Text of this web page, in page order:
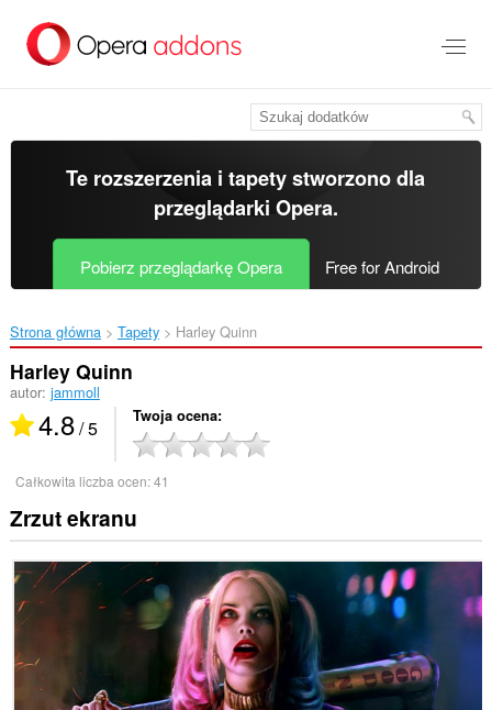
treści
Te rozszerzenia i tapety stworzono dla
przeglądarki Opera.
Pobierz przeglądarkę Opera Free for Android
Strona główna Tapety Harley Quinn‎
Harley Quinn
autor: jammoll
4.8/ 5 Twoja ocena
Całkowita liczba ocen:41
Zrzut ekranu